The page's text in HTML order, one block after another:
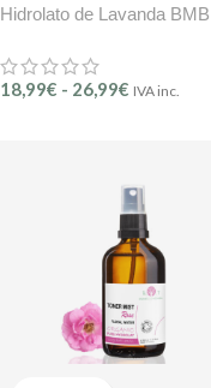
Hidrolato de Lavanda BMB
18,99€ - 26,99€ IVA inc.